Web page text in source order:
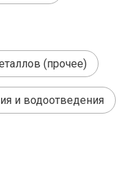
(прочее)
и водоотведения